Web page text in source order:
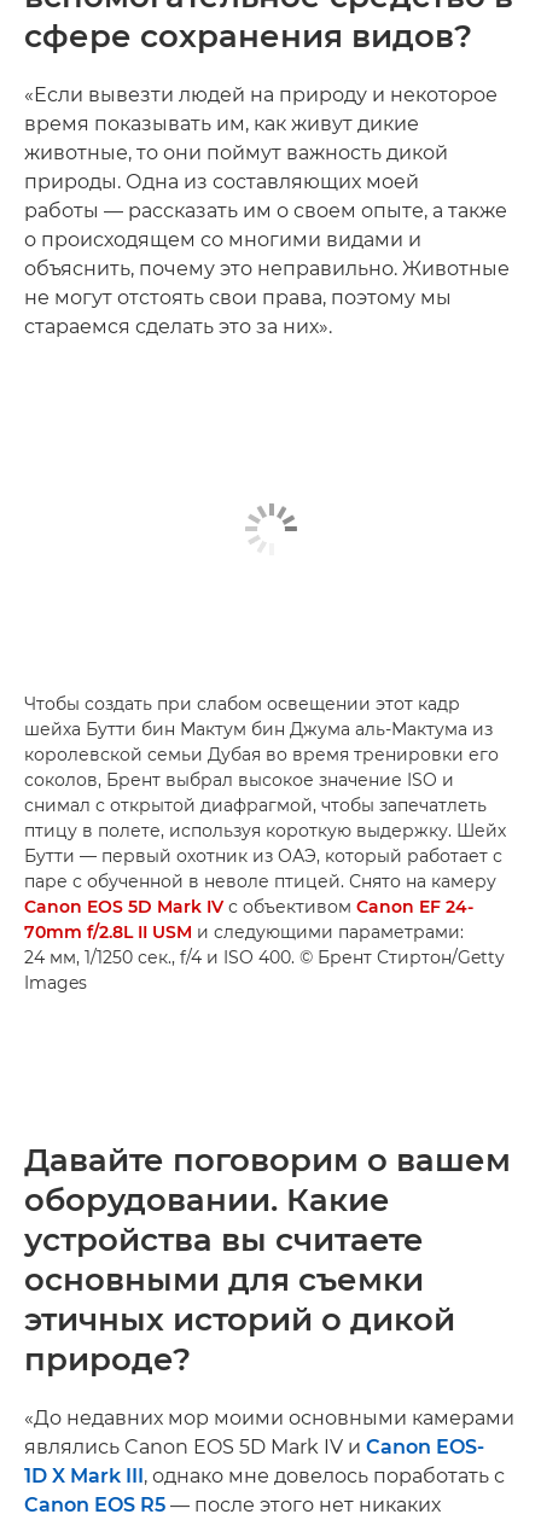
сфере сохранения видов?
«Если вывезти людей на природу и некоторое
время показывать им, как живут дикие
животные, то они поймут важность дикой
природы. Одна из составляющих моей
работы — рассказать им о своем опыте, а также
о происходящем со многими видами и
объяснить, почему это неправильно. Животные
не могут отстоять свои права, поэтому мы
стараемся сделать это за них».
Чтобы создать при слабом освещении этот кадр
шейха Бутти бин Мактум бин Джума аль-Мактума из
королевской семьи Дубая во время тренировки его
соколов, Брент выбрал высокое значение ISO и
снимал с открытой диафрагмой, чтобы запечатлеть
птицу в полете, используя короткую выдержку. Шейх
Бутти — первый охотник из ОАЭ, который работает с
паре с обученной в неволе птицей. Снято на камеру
Canon EOS 5D Mark IV с объективом Canon EF 24-
70mm f/2.8L II USM и следующими параметрами:
24 мм, 1/1250 сек., f/4 и ISO 400. © Брент Стиртон/Getty
Images
Давайте поговорим о вашем
оборудовании. Какие
устройства вы считаете
основными для съемки
этичных историй о дикой
природе?
«До недавних мор моими основными камерами
являлись Canon EOS 5D Mark IV и Canon EOS-
1D X Mark III, однако мне довелось поработать с
Canon EOS R5 — после этого нет никаких